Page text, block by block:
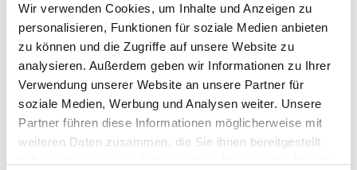
Wir verwenden Cookies, um Inhalte und Anzeigen zu
personalisieren, Funktionen für soziale Medien anbieten
zu können und die Zugriffe auf unsere Website zu
analysieren. Außerdem geben wir Informationen zu Ihrer
Verwendung unserer Website an unsere Partner für
soziale Medien, Werbung und Analysen weiter. Unsere
Partner führen diese Informationen möglicherweise mit
weiteren Daten zusammen, die Sie ihnen bereitgestellt